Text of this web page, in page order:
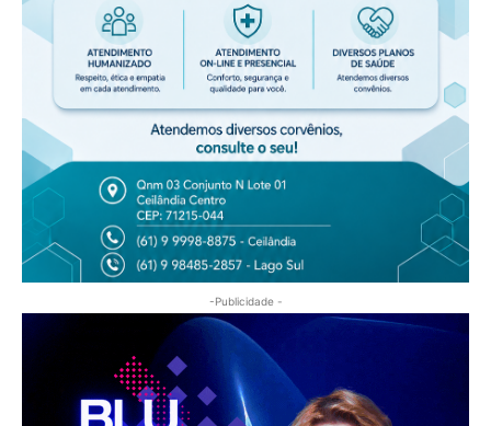
-Publicidade -